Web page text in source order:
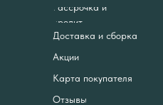
Рассрочка и
кредит
Доставка и сборка
Акции
Карта покупателя
Отзывы